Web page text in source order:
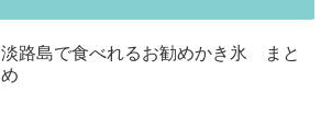
淡路島で食べれるお勧めかき氷 まと
め